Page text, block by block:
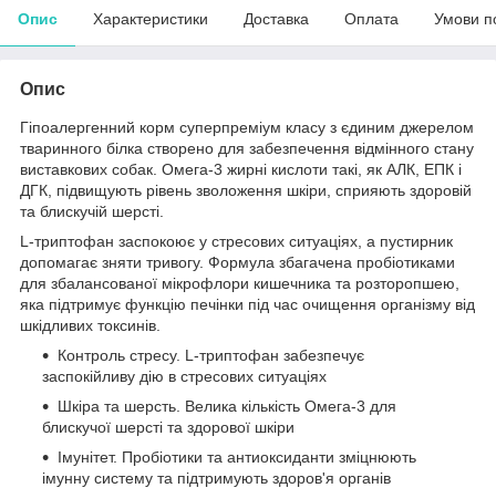
Опис Характеристики Доставка Оплата Умови
Опис
Гіпоалергенний корм суперпреміум класу з єдиним джерелом
тваринного білка створено для забезпечення відмінного стану
виставкових собак. Омега-3 жирні кислоти такі, як АЛК, ЕПК і
ДГК, підвищують рівень зволоження шкіри, сприяють здоровій
та блискучій шерсті.
L-триптофан заспокоює у стресових ситуаціях, а пустирник
допомагає зняти тривогу. Формула збагачена пробіотиками
для збалансованої мікрофлори кишечника та розторопшею,
яка підтримує функцію печінки під час очищення організму від
шкідливих токсинів.
Контроль стресу. L-триптофан забезпечує
заспокійливу дію в стресових ситуаціях
Шкіра та шерсть. Велика кількість Омега-3 для
блискучої шерсті та здорової шкіри
Імунітет. Пробіотики та антиоксиданти зміцнюють
імунну систему та підтримують здоров'я органів